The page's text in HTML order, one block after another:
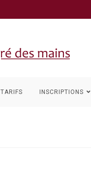
TARIFS INSCRIPTIONS